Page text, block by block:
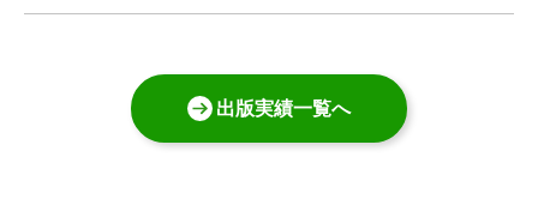
出版実績一覧へ